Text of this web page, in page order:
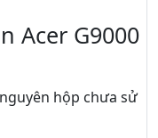
Acer G9000
hộp chưa sử